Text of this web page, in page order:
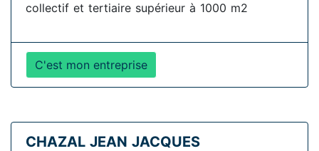
collectif et tertiaire supérieur à 1000 m2
C'est mon entreprise
CHAZAL JEAN JACQUES